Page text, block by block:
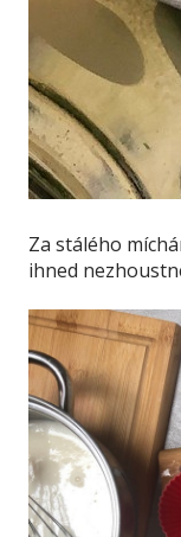
Za stálého
ihned